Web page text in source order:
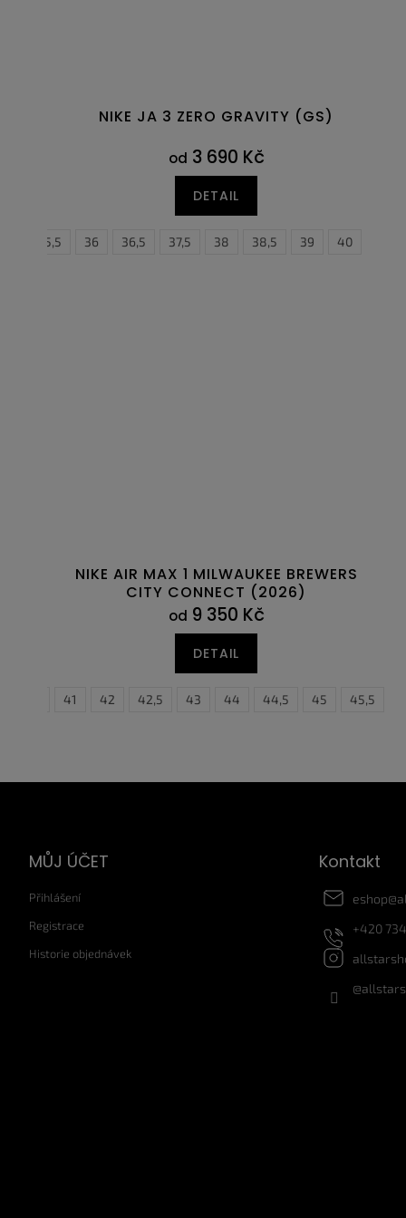
NIKE JA 3 ZERO GRAVITY (GS)
od 3 690 Kč
DETAIL
35,5 36 36,5 37,5 38 38,5 39 40
38,5 39
NIKE AIR MAX 1 MILWAUKEE BREWERS
CITY CONNECT (2026)
od 9 350 Kč
DETAIL
41 42 42,5 43 44 44,5 45 45,5
Z
MŮJ ÚČET
Přihlášení
Registrace
Historie objednávek
Kontakt
eshop@
+420